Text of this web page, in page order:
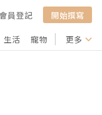
會員登記
開始撰寫
生活 寵物 行山 打卡
更多